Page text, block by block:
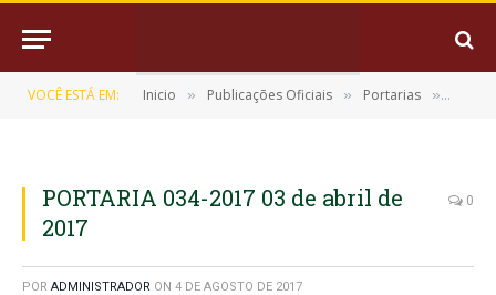
VOCÊ ESTÁ EM: Inicio » Publicações Oficiais » Portarias »
PORTARIA 034-2017 03 de abril de
2017
0
POR ADMINISTRADOR ON 4 DE AGOSTO DE 2017